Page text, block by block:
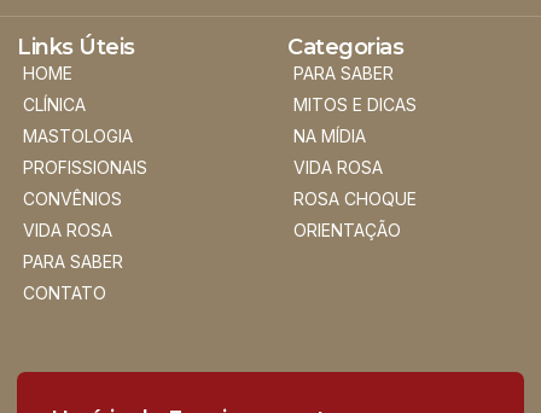
Links Úteis
HOME
CLÍNICA
MASTOLOGIA
PROFISSIONAIS
CONVÊNIOS
VIDA ROSA
PARA SABER
CONTATO
Categorias
PARA SABER
MITOS E DICAS
NA MÍDIA
VIDA ROSA
ROSA CHOQUE
ORIENTAÇÃO